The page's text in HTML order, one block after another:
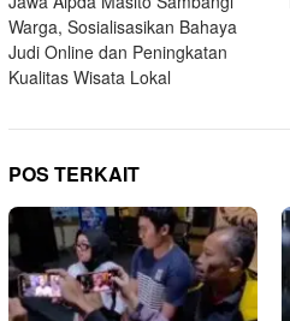
Warga, Sosialisasikan Bahaya
Judi Online dan Peningkatan
Kualitas Wisata Lokal
POS TERKAIT